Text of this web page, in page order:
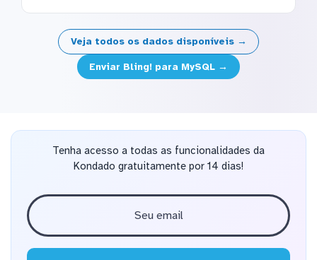
Veja todos os dados disponíveis →
Enviar Bling! para MySQL →
Tenha acesso a todas as funcionalidades da
Kondado gratuitamente por 14 dias!